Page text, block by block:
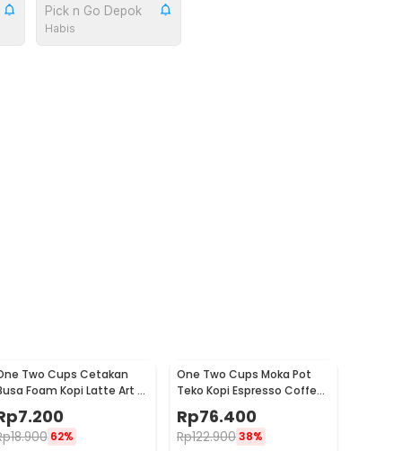
Pick n Go Depok
Habis
Two Cups Cetakan
Foam Kopi Latte Art 16
7.200
18.900 62%
One Two Cups Moka Pot
Teko Kopi Espresso Coffee
Stovetop 6 Cup 300ml -
Z20
Rp76.400
Rp122.90038%